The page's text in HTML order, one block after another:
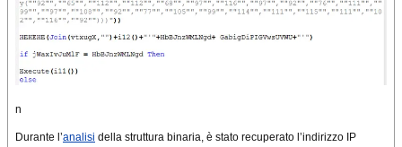
n
Durante l’analisi della struttura binaria, è stato recuperato l’indirizzo IP